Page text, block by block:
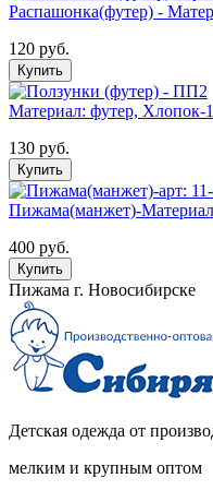
Распашонка(футер) -
120 руб.
Купить
Материал: футер, Хлопок-
130 руб.
Купить
Пижама(манжет)-
400 руб.
Купить
Пижама г. Новосибирске
Детская одежда от
мелким и крупным оптом